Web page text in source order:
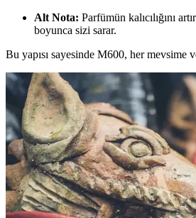
Alt Nota: Parfümün kalıcılığını
boyunca sizi sarar.
Bu yapısı sayesinde M600, her mevsime